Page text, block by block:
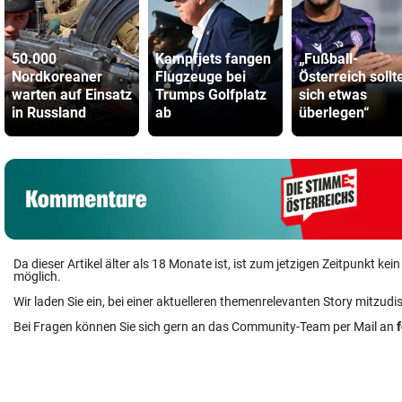
50.000
Nordkoreaner
warten auf Einsatz
in Russland
Kampfjets fangen
Flugzeuge bei
Trumps Golfplatz
ab
„Fußball-
Österreich
sich etwas
überlegen“
Da dieser Artikel älter als 18 Monate ist, ist zum jetzigen Zeitpunkt
möglich.
Wir laden Sie ein, bei einer aktuelleren themenrelevanten Story
Bei Fragen können Sie sich gern an das Community-Team per Mail an